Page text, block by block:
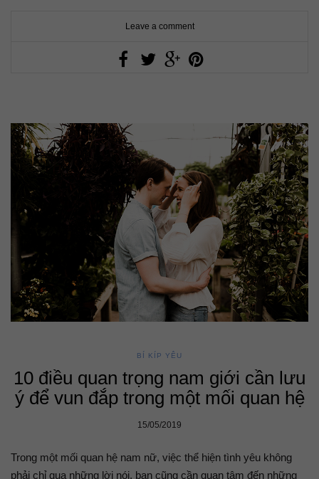
Leave a comment
BÍ KÍP YÊU
10 điều quan trọng nam giới cần lưu
ý để vun đắp trong một mối quan hệ
15/05/2019
Trong một mối quan hệ nam nữ, việc thể hiện tình yêu không
phải chỉ qua những lời nói, bạn cũng cần quan tâm đến những